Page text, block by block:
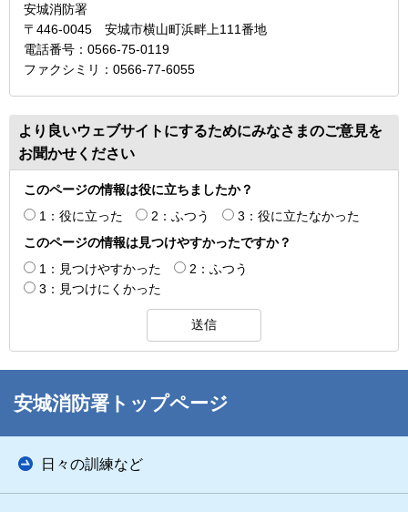
安城消防署
〒446-0045 安城市横山町浜畔上111番地
電話番号：0566-75-0119
ファクシミリ：0566-77-6055
より良いウェブサイトにするためにみなさまのご意見を
お聞かせください
このページの情報は役に立ちましたか？
1：役に立った
2：ふつう
3：役に立たなかった
このページの情報は見つけやすかったですか？
1：見つけやすかった
2：ふつう
3：見つけにくかった
安城消防署トップページ
日々の訓練など